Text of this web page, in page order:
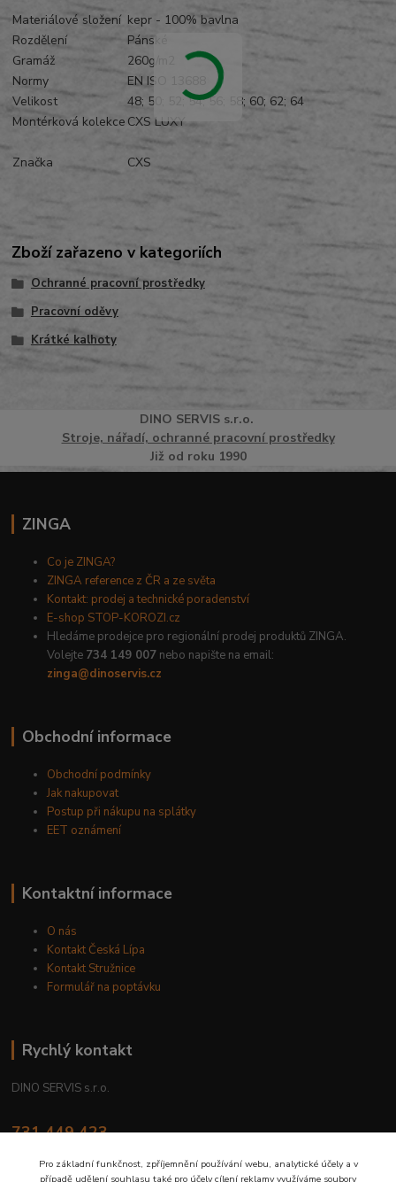
Materiálové složení kepr - 100% bavlna
Rozdělení
Pánské
Gramáž
260g/m2
Normy
EN ISO 13688
Velikost
48; 50; 52; 54; 56; 58; 60; 62; 64
Montérková kolekce CXS LUXY
Značka CXS
Zboží zařazeno v kategoriích
Ochranné pracovní prostředky
Pracovní oděvy
Krátké kalhoty
DINO SERVISs.r.o.
Stroje, nářadí, ochranné pracovní prostředky
Již od roku 1990
ZINGA
Co je ZINGA?
ZINGA reference z ČR a ze světa
Kontakt: prodej a technické poradenství
E-shop STOP-KOROZI.cz
Hledáme prodejce pro regionální prodej produktů ZINGA.
Volejte 734 149 007 nebo napište na email:
zinga@dinoservis.cz
Obchodní informace
Obchodní podmínky
Jak nakupovat
Postup při nákupu na splátky
EET oznámení
Kontaktní informace
O nás
Kontakt Česká Lípa
Kontakt Stružnice
Formulář na poptávku
Rychlý kontakt
DINO SERVIS s.r.o.
731 449 423
Pro základní funkčnost, zpříjemnění používání webu, analytické účely a v
případě udělení souhlasu také pro účely cílení reklamy využíváme soubory